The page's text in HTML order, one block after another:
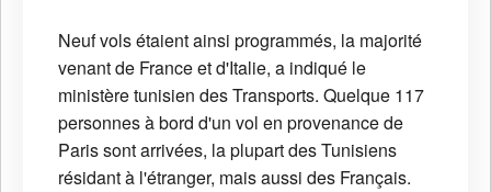
Neuf vols étaient ainsi programmés, la majorité
venant de France et d'Italie, a indiqué le
ministère tunisien des Transports. Quelque 117
personnes à bord d'un vol en provenance de
Paris sont arrivées, la plupart des Tunisiens
résidant à l'étranger, mais aussi des Français.